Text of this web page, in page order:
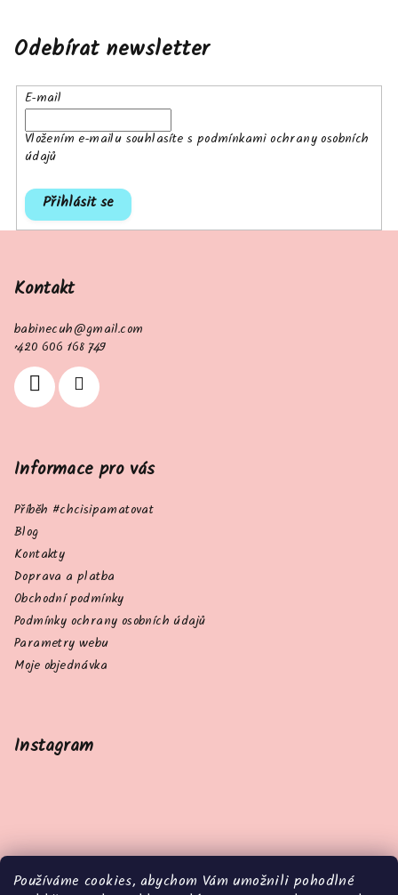
Používáme cookies, abychom Vám umožnili pohodlné
Odebírat newsletter
E-mail
Vložením e-mailu souhlasíte s podmínkami ochrany osobních
údajů
Přihlásit se
Kontakt
babinecuh@gmail.com
+420 606 168 749
Informace pro vás
Příběh #chcisipamatovat
Blog
Kontakty
Doprava a platba
Obchodní podmínky
Podmínky ochrany osobních údajů
Parametry webu
Moje objednávka
Instagram